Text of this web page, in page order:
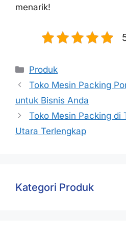
menarik!
Produk
Toko Mesin Packing
untuk Bisnis Anda
Toko Mesin Packing di
Utara Terlengkap
Kategori Produk